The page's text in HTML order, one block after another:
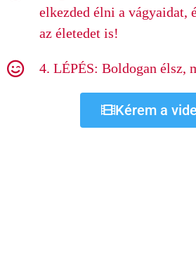
elkezded élni a vágyaidat,
az életedet is!
4. LÉPÉS: Boldogan élsz,
Kérem a